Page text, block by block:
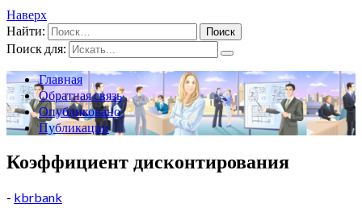
Наверх
Найти:
Поиск для:
Главная
Обратная связь
Опубликовано
Публикации
Коэффициент дисконтирования
- kbrbank